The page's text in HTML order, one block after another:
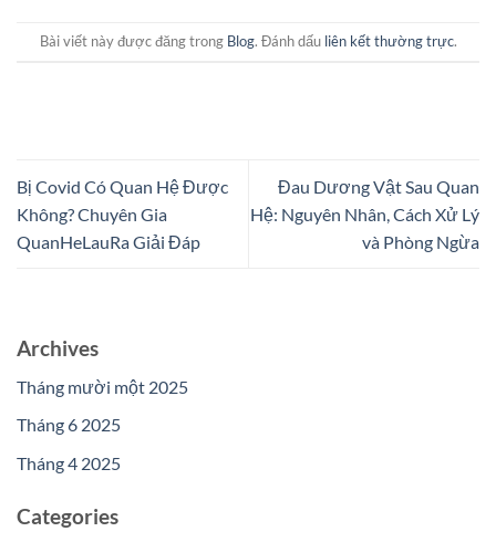
Bài viết này được đăng trong Blog. Đánh dấu liên kết thường trực.
Bị Covid Có Quan Hệ Được
Không? Chuyên Gia
QuanHeLauRa Giải Đáp
Đau Dương Vật Sau Quan
Hệ: Nguyên Nhân, Cách Xử Lý
và Phòng Ngừa
Archives
Tháng mười một 2025
Tháng 6 2025
Tháng 4 2025
Categories